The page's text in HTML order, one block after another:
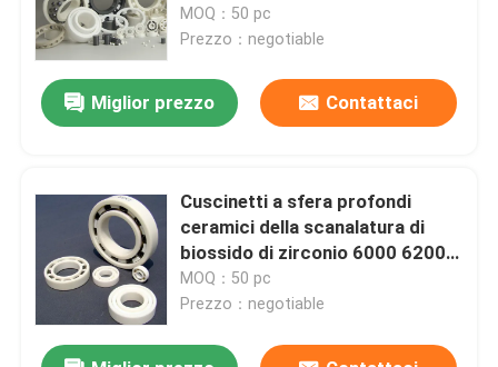
Prodotti
Manifestazione di VR
ZrO2
MOQ：50 pc
Prezzo：negotiable
Miglior prezzo Contattaci
Cuscinetti a sfera profondi
ceramici della scanalatura di
biossido di zirconio 6000 6200
6303 6302 6301
MOQ：50 pc
Prezzo：negotiable